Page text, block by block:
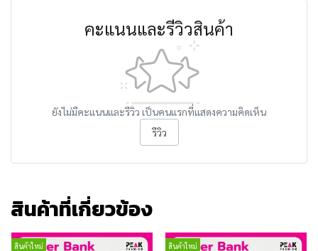
คะแนนและรีวิวสินค้า
ยังไม่มีคะแนนและรีวิว เป็นคนแรกที่แสดงความคิดเห็น
รีวิว
สินค้าที่เกี่ยวข้อง
สินค้าใหม่
สินค้าใหม่